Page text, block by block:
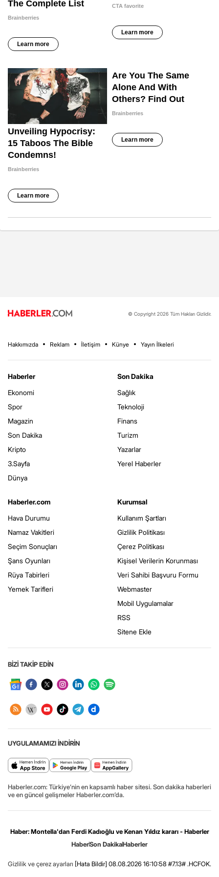
© Copyright 2026 Tüm Hakları Gizlidir.
Hakkımızda Reklam İletişim Künye Yayın İlkeleri
Haberler
Ekonomi
Spor
Magazin
Son Dakika
Kripto
3.Sayfa
Dünya
Son Dakika
Sağlık
Teknoloji
Finans
Turizm
Yazarlar
Yerel Haberler
Haberler.com
Hava Durumu
Namaz Vakitleri
Seçim Sonuçları
Şans Oyunları
Rüya Tabirleri
Yemek Tarifleri
Kurumsal
Kullanım Şartları
Gizlilik Politikası
Çerez Politikası
Kişisel Verilerin Korunması
Veri Sahibi Başvuru Formu
Webmaster
Mobil Uygulamalar
RSS
Sitene Ekle
BİZİ TAKİP EDİN
UYGULAMAMIZI İNDİRİN
Haberler.com: Türkiye’nin en kapsamlı haber sitesi. Son dakika haberleri
ve en güncel gelişmeler Haberler.com’da.
Haber: Montella'dan Ferdi Kadıoğlu ve Kenan Yıldız kararı - Haberler
HaberSon DakikaHaberler
Gizlilik ve çerez ayarları [Hata Bildir] 08.08.2026 16:10:58 #7.13# .HCFOK.